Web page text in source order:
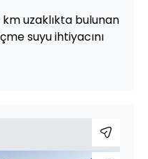
uzaklıkta bulunan
suyu ihtiyacını